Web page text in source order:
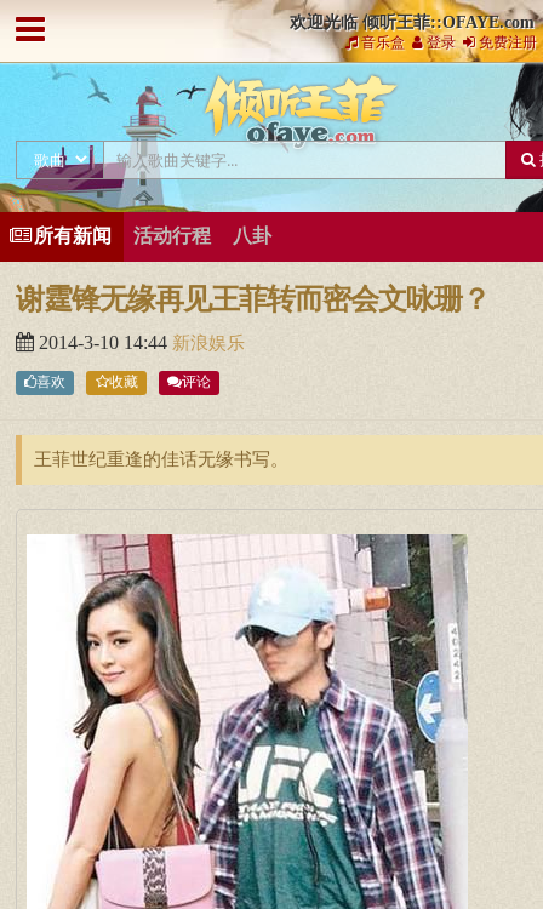
欢迎光临 倾听王菲::OFAYE.com
音乐盒 登录 免费注册
所有新闻 活动行程 八卦
谢霆锋无缘再见王菲转而密会文咏珊？
2014-3-10 14:44 新浪娱乐
喜欢 收藏 评论
王菲世纪重逢的佳话无缘书写。